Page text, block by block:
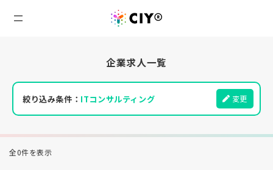
企業求人一覧
絞り込み条件： ITコンサルティング 変更
全0件を表示